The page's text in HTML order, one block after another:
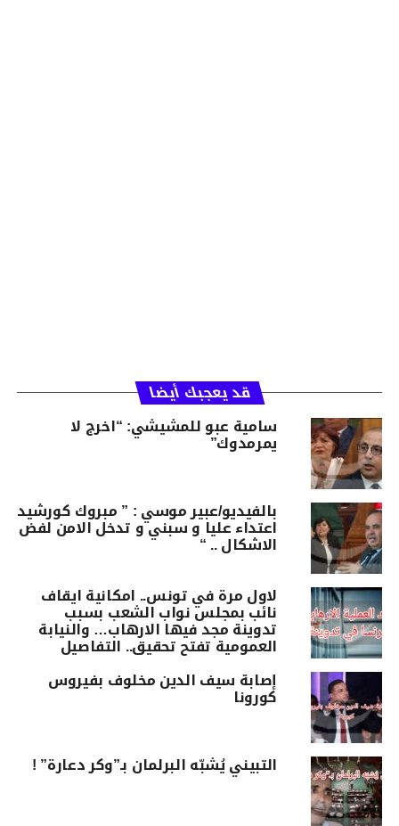
قد يعجبك أيضا
سامية عبو للمشيشي: “اخرج لا
يمرمدوك”
بالفيديو/عبير موسي : ” مبروك كورشيد
اعتداء عليا و سبني و تدخل الامن لفض
الاشكال .. “
لاول مرة في تونس.. امكانية ايقاف
نائب بمجلس نواب الشعب بسبب
تدوينة مجد فيها الارهاب… والنيابة
العمومية تفتح تحقيق.. التفاصيل
إصابة سيف الدين مخلوف بفيروس
كورونا
التبيني يُشبّه البرلمان بـ”وكر دعارة” !